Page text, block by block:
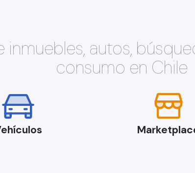
inmuebles, autos,
consumo en Chile